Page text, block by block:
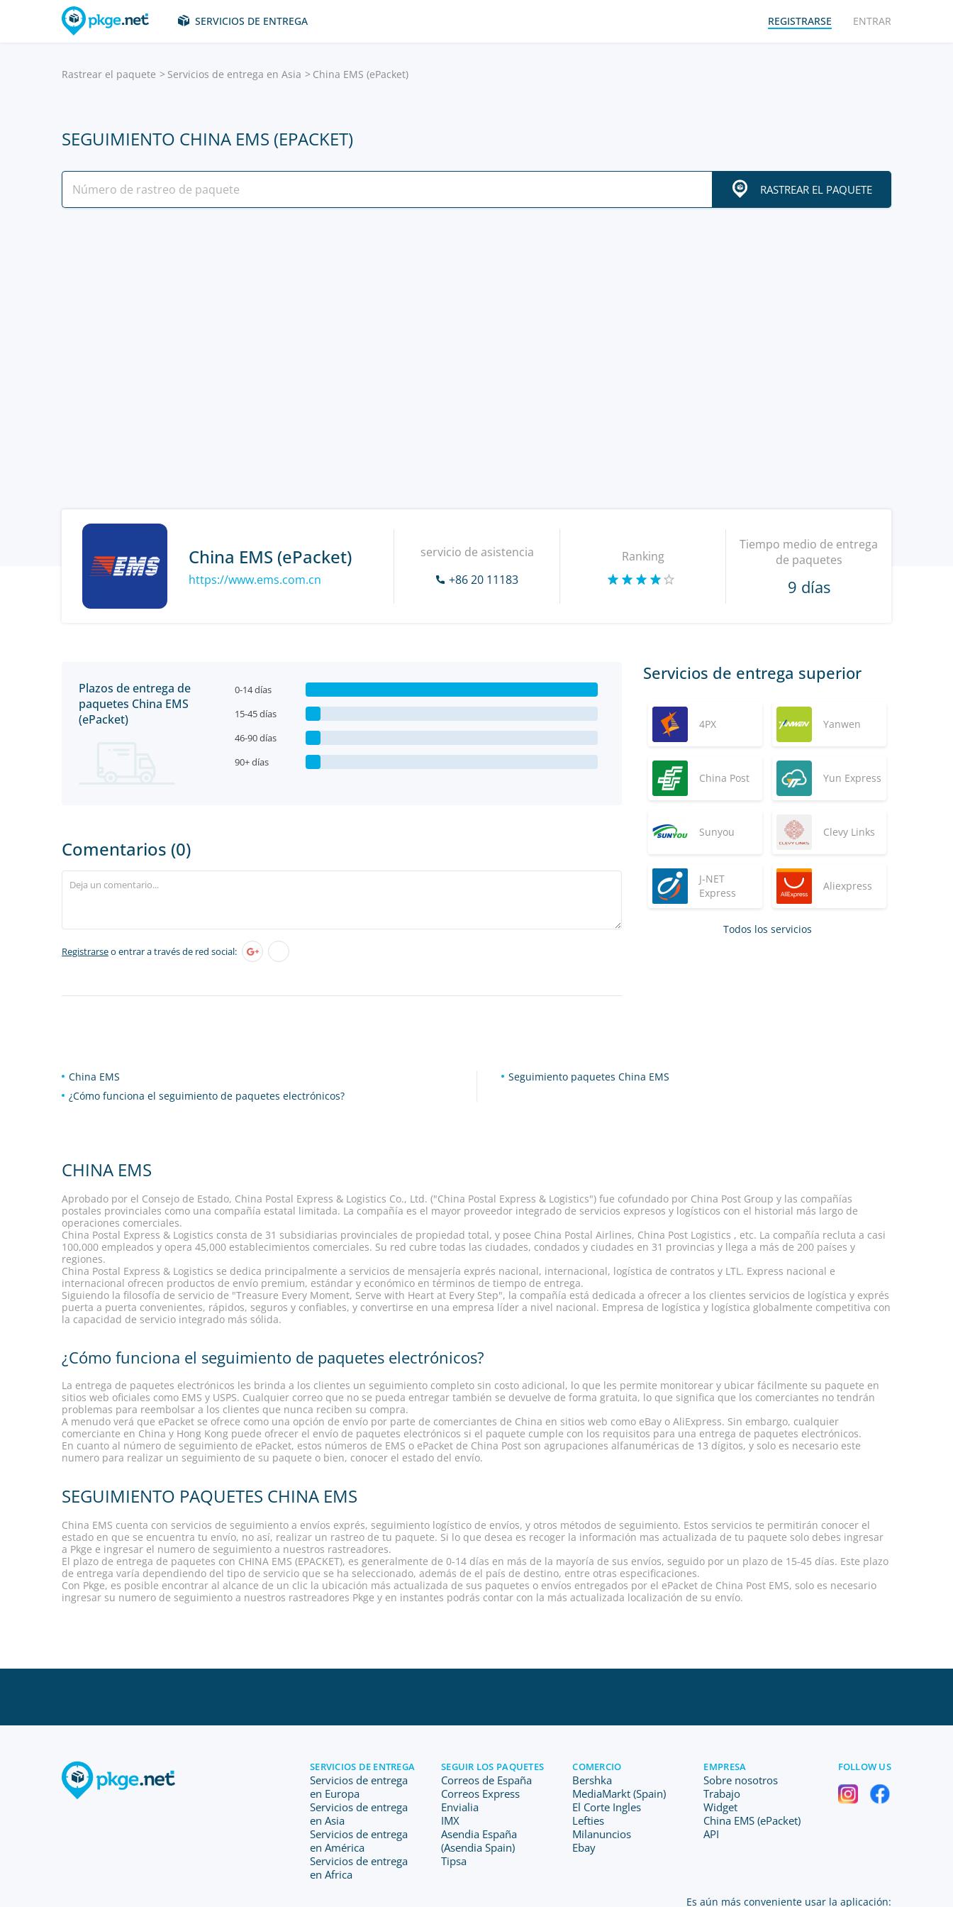
SERVICIOS DE ENTREGA REGISTRARSE ENTRAR
Rastrear el paquete Servicios de entrega en Asia China EMS (ePacket)
SEGUIMIENTO CHINA EMS (EPACKET)
RASTREAR EL PAQUETE
China EMS (ePacket)
https://www.ems.com.cn
servicio de asistencia
+86 20 11183
Ranking
Tiempo medio de entrega
de paquetes
9 días
Plazos de entrega de
paquetes China EMS
(ePacket)
0-14 días
15-45 días
46-90 días
90+ días
Comentarios (0)
Registrarseo entrar a través de red social:
Servicios de entrega superior
4PX Yanwen
China Post Yun Express
Sunyou Clevy Links
J-NET
Express
Aliexpress
Todos los servicios
China EMS
¿Cómo funciona el seguimiento de paquetes electrónicos?
Seguimiento paquetes China EMS
CHINA EMS
Aprobado por el Consejo de Estado, China Postal Express & Logistics Co., Ltd. ("China Postal Express & Logistics") fue cofundado por China Post Group y las compañías
postales provinciales como una compañía estatal limitada. La compañía es el mayor proveedor integrado de servicios expresos y logísticos con el historial más largo de
operaciones comerciales.
China Postal Express & Logistics consta de 31 subsidiarias provinciales de propiedad total, y posee China Postal Airlines, China Post Logistics , etc. La compañía recluta a casi
100,000 empleados y opera 45,000 establecimientos comerciales. Su red cubre todas las ciudades, condados y ciudades en 31 provincias y llega a más de 200 países y
regiones.
China Postal Express & Logistics se dedica principalmente a servicios de mensajería exprés nacional, internacional, logística de contratos y LTL. Express nacional e
internacional ofrecen productos de envío premium, estándar y económico en términos de tiempo de entrega.
Siguiendo la filosofía de servicio de "Treasure Every Moment, Serve with Heart at Every Step", la compañía está dedicada a ofrecer a los clientes servicios de logística y exprés
puerta a puerta convenientes, rápidos, seguros y confiables, y convertirse en una empresa líder a nivel nacional. Empresa de logística y logística globalmente competitiva con
la capacidad de servicio integrado más sólida.
¿Cómo funciona el seguimiento de paquetes electrónicos?
La entrega de paquetes electrónicos les brinda a los clientes un seguimiento completo sin costo adicional, lo que les permite monitorear y ubicar fácilmente su paquete en
sitios web oficiales como EMS y USPS. Cualquier correo que no se pueda entregar también se devuelve de forma gratuita, lo que significa que los comerciantes no tendrán
problemas para reembolsar a los clientes que nunca reciben su compra.
A menudo verá que ePacket se ofrece como una opción de envío por parte de comerciantes de China en sitios web como eBay o AliExpress. Sin embargo, cualquier
comerciante en China y Hong Kong puede ofrecer el envío de paquetes electrónicos si el paquete cumple con los requisitos para una entrega de paquetes electrónicos.
En cuanto al número de seguimiento de ePacket, estos números de EMS o ePacket de China Post son agrupaciones alfanuméricas de 13 dígitos, y solo es necesario este
numero para realizar un seguimiento de su paquete o bien, conocer el estado del envío.
SEGUIMIENTO PAQUETES CHINA EMS
China EMS cuenta con servicios de seguimiento a envíos exprés, seguimiento logístico de envíos, y otros métodos de seguimiento. Estos servicios te permitirán conocer el
estado en que se encuentra tu envío, no así, realizar un rastreo de tu paquete. Si lo que desea es recoger la información mas actualizada de tu paquete solo debes ingresar
a Pkge e ingresar el numero de seguimiento a nuestros rastreadores.
El plazo de entrega de paquetes con CHINA EMS (EPACKET), es generalmente de 0-14 días en más de la mayoría de sus envíos, seguido por un plazo de 15-45 días. Este plazo
de entrega varía dependiendo del tipo de servicio que se ha seleccionado, además de el país de destino, entre otras especificaciones.
Con Pkge, es posible encontrar al alcance de un clic la ubicación más actualizada de sus paquetes o envíos entregados por el ePacket de China Post EMS, solo es necesario
ingresar su numero de seguimiento a nuestros rastreadores Pkge y en instantes podrás contar con la más actualizada localización de su envío.
SERVICIOS DE ENTREGA
Servicios de entrega
en Europa
Servicios de entrega
en Asia
Servicios de entrega
en América
Servicios de entrega
en Africa
SEGUIR LOS PAQUETES
Correos de España
Correos Express
Envialia
IMX
Asendia España
(Asendia Spain)
Tipsa
COMERCIO
Bershka
MediaMarkt (Spain)
El Corte Ingles
Lefties
Milanuncios
Ebay
EMPRESA
Sobre nosotros
Trabajo
Widget
China EMS (ePacket)
API
FOLLOW US
Es aún más conveniente usar la aplicación: